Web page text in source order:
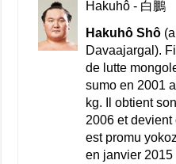
Hakuhô - 白鵬
Hakuhô Shô
Davaajargal).
de lutte
sumo en 2001
kg. Il obtient
2006 et devient
est promu
en janvier